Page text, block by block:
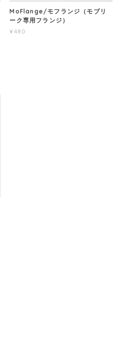
MoFlange/モフランジ（モブリ
ーク専用フランジ）
¥480